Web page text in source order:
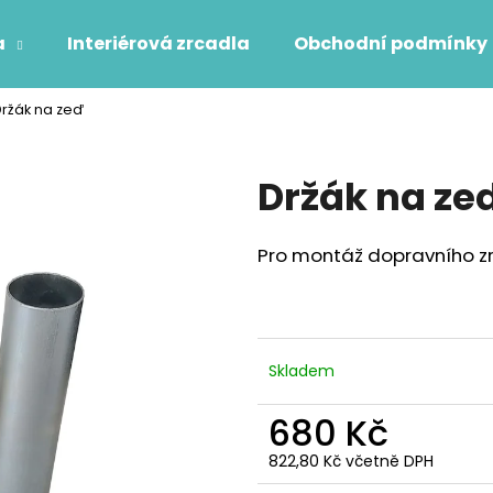
Interiérová zrcadla Obchodní podmínky
na zeď
Držák na
Pro montáž dopravního
Skladem
680 Kč
822,80 Kč včetně DPH
Měrná
Co potřebujete najít?
HLEDAT
Doporučujeme